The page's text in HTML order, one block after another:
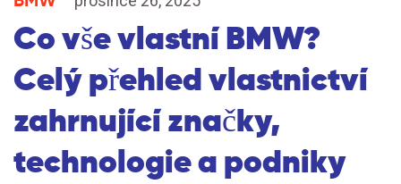
Co vše vlastní BMW?
Celý přehled vlastnictví
zahrnující značky,
technologie a podniky